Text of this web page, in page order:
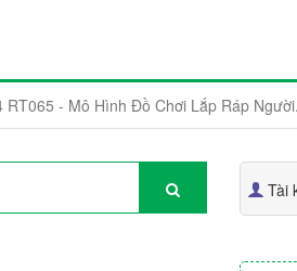
- Mô Hình Đồ Chơi Lắp Ráp
Tài